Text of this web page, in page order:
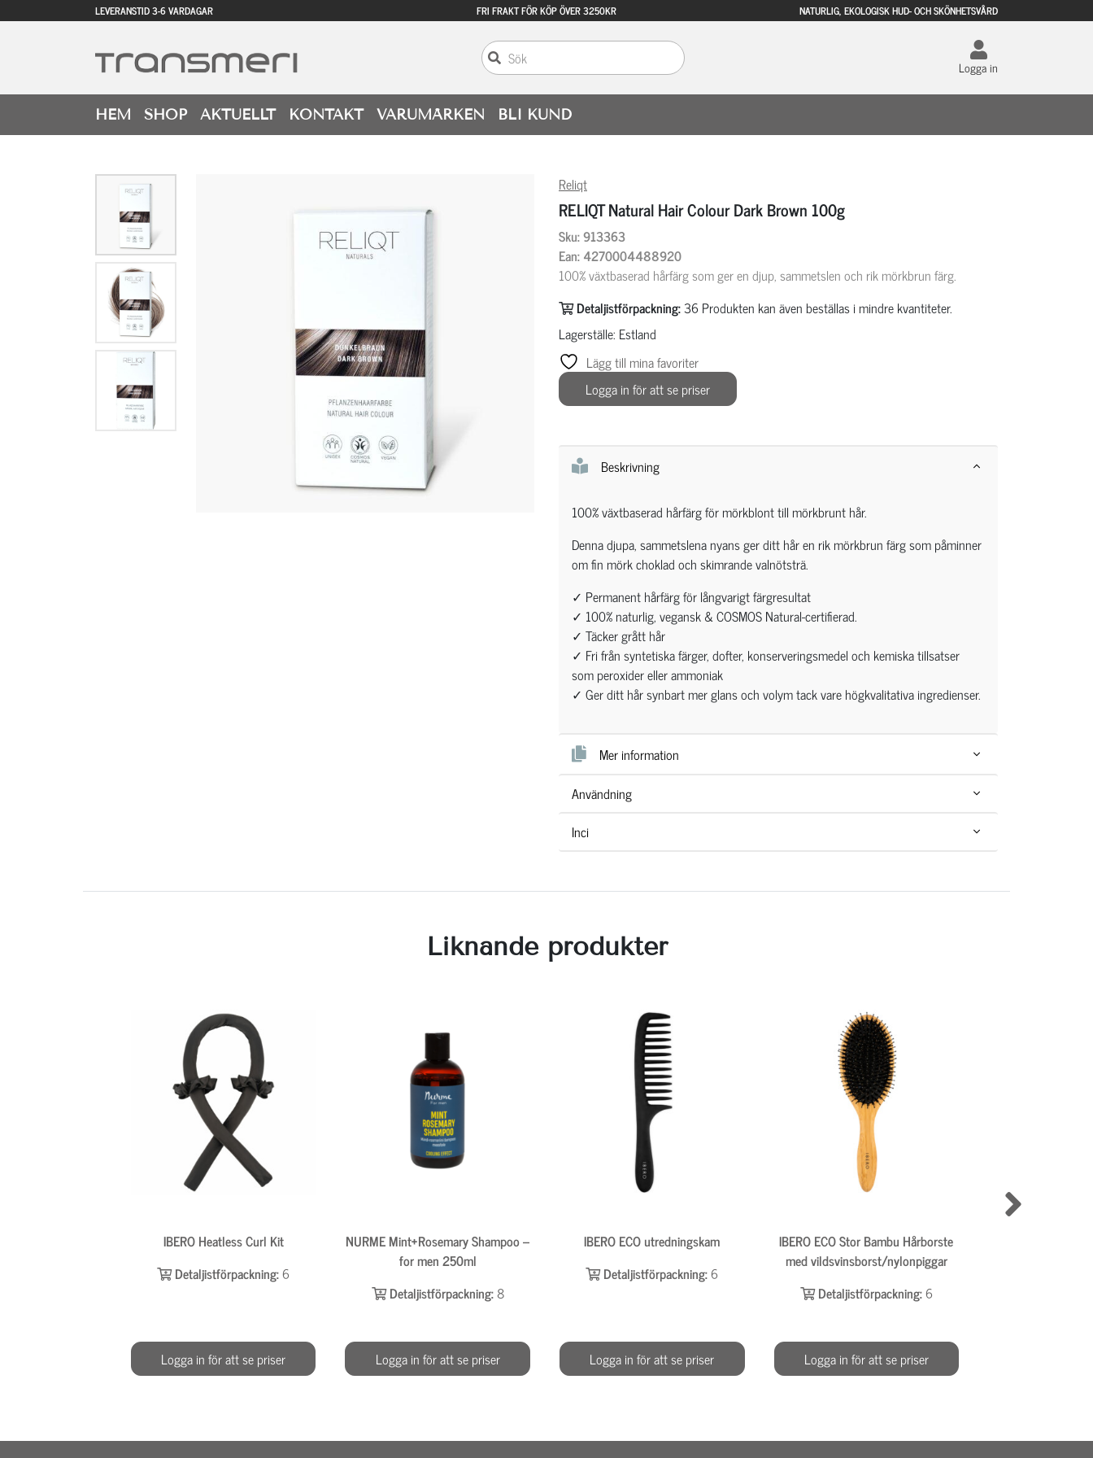
LEVERANSTID 3-6 VARDAGAR FRI FRAKT FÖR KÖP ÖVER 3250KR NATURLIG, EKOLOGISK HUD- OCH SKÖNHETSVÅRD
Logga in
HEM SHOP AKTUELLT KONTAKT VARUMÄRKEN BLI KUND
Reliqt
RELIQT Natural Hair Colour Dark Brown 100g
Sku: 913363
Ean: 4270004488920
100% växtbaserad hårfärg som ger en djup, sammetslen och rik mörkbrun färg.
Detaljistförpackning:36Produkten kan även beställas i mindre kvantiteter.
Lagerställe: Estland
Lägg till mina favoriter
Logga in för att se priser
Beskrivning
100% växtbaserad hårfärg för mörkblont till mörkbrunt hår.
Denna djupa, sammetslena nyans ger ditt hår en rik mörkbrun färg som påminner
om fin mörk choklad och skimrande valnötsträ.
✓ Permanent hårfärg för långvarigt färgresultat
✓ 100% naturlig, vegansk & COSMOS Natural-certifierad.
✓ Täcker grått hår
✓ Fri från syntetiska färger, dofter, konserveringsmedel och kemiska tillsatser
som peroxider eller ammoniak
✓ Ger ditt hår synbart mer glans och volym tack vare högkvalitativa ingredienser.
Mer information
Användning
Inci
Liknande produkter
IBERO Heatless Curl Kit
Detaljistförpackning:6
Logga in för att se priser
NURME Mint+Rosemary Shampoo –
for men 250ml
Detaljistförpackning:8
Logga in för att se priser
IBERO ECO utredningskam
Detaljistförpackning:6
Logga in för att se priser
IBERO ECO Stor Bambu Hårborste
med vildsvinsborst/nylonpiggar
Detaljistförpackning:6
Logga in för att se priser